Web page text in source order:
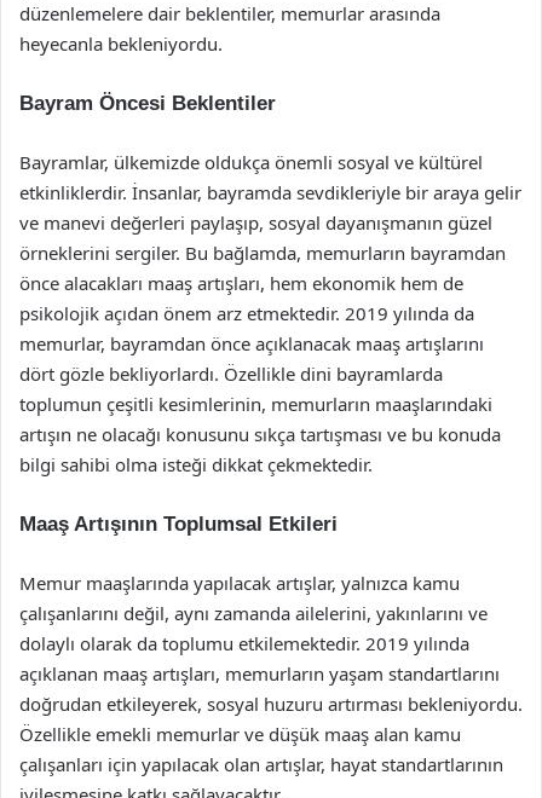
düzenlemelere dair beklentiler, memurlar arasında
heyecanla bekleniyordu.
Bayram Öncesi Beklentiler
Bayramlar, ülkemizde oldukça önemli sosyal ve kültürel
etkinliklerdir. İnsanlar, bayramda sevdikleriyle bir araya gelir
ve manevi değerleri paylaşıp, sosyal dayanışmanın güzel
örneklerini sergiler. Bu bağlamda, memurların bayramdan
önce alacakları maaş artışları, hem ekonomik hem de
psikolojik açıdan önem arz etmektedir. 2019 yılında da
memurlar, bayramdan önce açıklanacak maaş artışlarını
dört gözle bekliyorlardı. Özellikle dini bayramlarda
toplumun çeşitli kesimlerinin, memurların maaşlarındaki
artışın ne olacağı konusunu sıkça tartışması ve bu konuda
bilgi sahibi olma isteği dikkat çekmektedir.
Maaş Artışının Toplumsal Etkileri
Memur maaşlarında yapılacak artışlar, yalnızca kamu
çalışanlarını değil, aynı zamanda ailelerini, yakınlarını ve
dolaylı olarak da toplumu etkilemektedir. 2019 yılında
açıklanan maaş artışları, memurların yaşam standartlarını
doğrudan etkileyerek, sosyal huzuru artırması bekleniyordu.
Özellikle emekli memurlar ve düşük maaş alan kamu
çalışanları için yapılacak olan artışlar, hayat standartlarının